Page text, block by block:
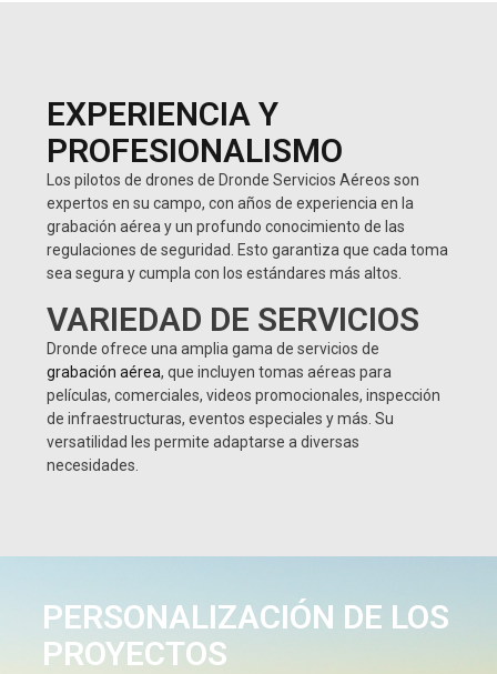
EXPERIENCIA Y
PROFESIONALISMO
Los pilotos de drones de Dronde Servicios Aéreos son
expertos en su campo, con años de experiencia en la
grabación aérea y un profundo conocimiento de las
regulaciones de seguridad. Esto garantiza que cada toma
sea segura y cumpla con los estándares más altos.
VARIEDAD DE SERVICIOS
Dronde ofrece una amplia gama de servicios de
grabación aérea, que incluyen tomas aéreas para
películas, comerciales, videos promocionales, inspección
de infraestructuras, eventos especiales y más. Su
versatilidad les permite adaptarse a diversas
necesidades.
PERSONALIZACIÓN DE LOS
PROYECTOS